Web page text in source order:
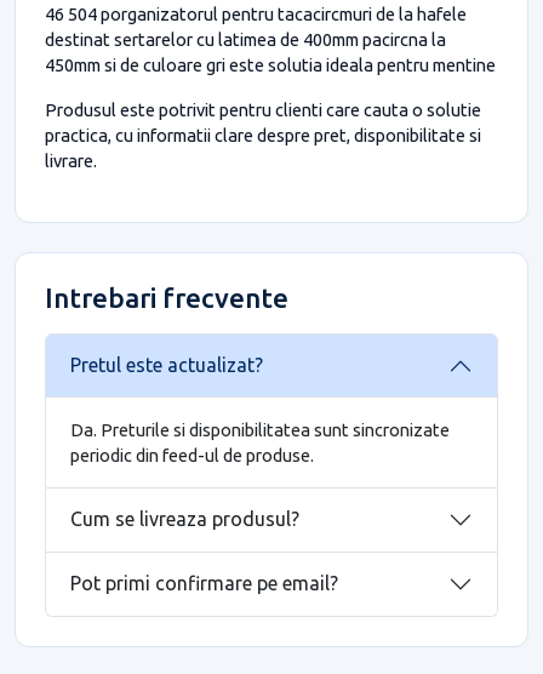
46 504 porganizatorul pentru tacacircmuri de la hafele
destinat sertarelor cu latimea de 400mm pacircna la
450mm si de culoare gri este solutia ideala pentru mentine
Produsul este potrivit pentru clienti care cauta o solutie
practica, cu informatii clare despre pret, disponibilitate si
livrare.
Intrebari frecvente
Pretul este actualizat?
Da. Preturile si disponibilitatea sunt sincronizate
periodic din feed-ul de produse.
Cum se livreaza produsul?
Pot primi confirmare pe email?